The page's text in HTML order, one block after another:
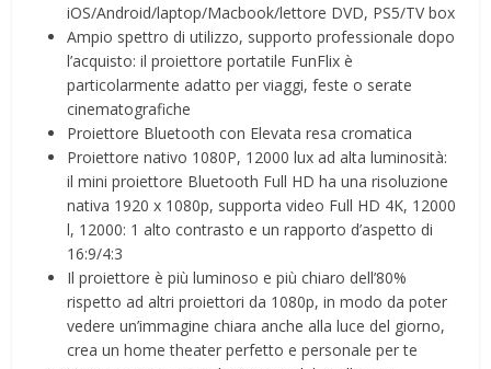
iOS/Android/laptop/Macbook/lettore DVD, PS5/TV box
Ampio spettro di utilizzo, supporto professionale dopo
l’acquisto: il proiettore portatile FunFlix è
particolarmente adatto per viaggi, feste o serate
cinematografiche
Proiettore Bluetooth con Elevata resa cromatica
Proiettore nativo 1080P, 12000 lux ad alta luminosità:
il mini proiettore Bluetooth Full HD ha una risoluzione
nativa 1920 x 1080p, supporta video Full HD 4K, 12000
l, 12000: 1 alto contrasto e un rapporto d’aspetto di
16:9/4:3
Il proiettore è più luminoso e più chiaro dell’80%
rispetto ad altri proiettori da 1080p, in modo da poter
vedere un’immagine chiara anche alla luce del giorno,
crea un home theater perfetto e personale per te